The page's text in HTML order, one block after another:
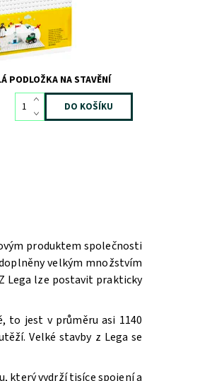
PODLOŽKA NA STAVĚNÍ
produktem společnosti
velkým množstvím
Lega lze postavit prakticky
to jest v průměru asi 1140
Velké stavby z Lega se
který vydrží tisíce spojení a